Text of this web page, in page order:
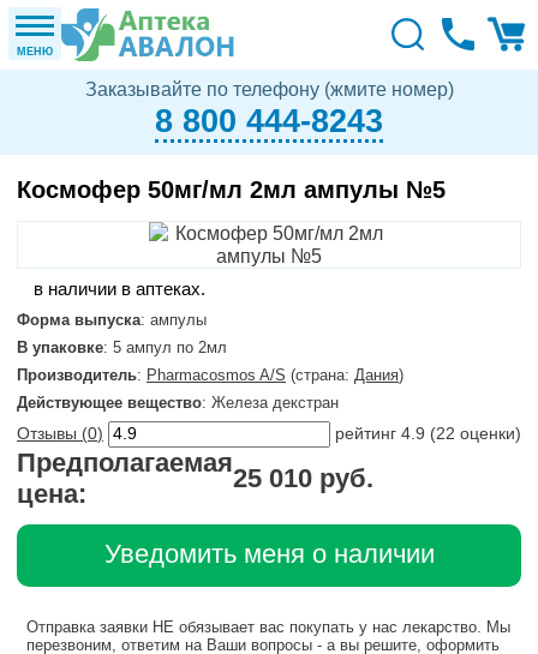
МЕНЮ
Заказывайте по телефону (жмите номер)
8 800 444-8243
Космофер 50мг/мл 2мл ампулы №5
в наличии в аптеках.
Форма выпуска: ампулы
В упаковке: 5 ампул по 2мл
Производитель: Pharmacosmos A/S (страна: Дания)
Действующее вещество: Железа декстран
Отзывы (0) рейтинг 4.9 (22 оценки)
Предполагаемая
цена:
25 010 руб.
Уведомить меня о наличии
Отправка заявки НЕ обязывает вас покупать у нас лекарство. Мы
перезвоним, ответим на Ваши вопросы - а вы решите, оформить